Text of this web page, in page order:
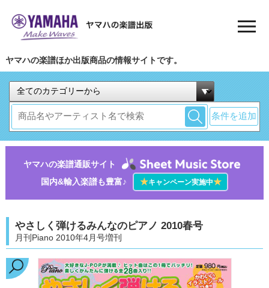
ヤマハの楽譜ほか出版商品の情報サイトです。
条件を追加
ヤマハの楽譜通販サイト
国内&輸入楽譜も豊富♪
★キャンペーン実施中★
やさしく弾けるみんなのピアノ 2010春号
月刊Piano 2010年4月号増刊